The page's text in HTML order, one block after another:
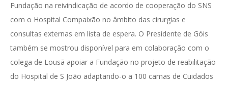
Fundação na reivindicação de acordo de cooperação do SNS
com o Hospital Compaixão no âmbito das cirurgias e
consultas externas em lista de espera. O Presidente de Góis
também se mostrou disponível para em colaboração com o
colega de Lousã apoiar a Fundação no projeto de reabilitação
do Hospital de S João adaptando-o a 100 camas de Cuidados